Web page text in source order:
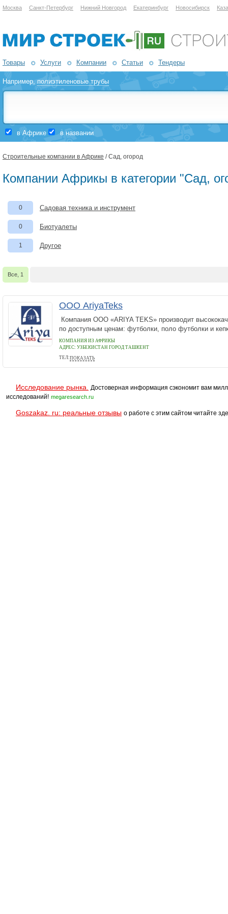
Москва Санкт-Петербург Нижний Новгород Екатеринбург Новосибирск
Товары Услуги Компании Статьи Тендеры
Например,полиэтиленовые трубы
в Африке в названии
Строительные компании в Африке / Сад, огород
Компании Африкы в категории "Сад,
0 Садовая техника и инструмент
0 Биотуалеты
1 Другое
Все, 1
ООО AriyaTeks
Компания OOO «ARIYA TEKS» производит
по доступным ценам: футболки, поло футболки и
КОМПАНИЯ ИЗ АФРИКЫ
АДРЕС: УЗБЕКИСТАН ГОРОД ТАШКЕНТ
ТЕЛ:ПОКАЗАТЬ
+998-71-203-7676
Исследование рынка.
Достоверная информация сэкономит вам
исследований! megaresearch.ru
Goszakaz. ru: реальные отзывы о работе с этим сайтом читайте